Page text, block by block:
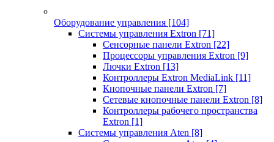
Оборудование управления [104]
Системы управления Extron [71]
Сенсорные панели Extron [22]
Процессоры управления Extron [9]
Лючки Extron [13]
Контроллеры Extron MediaLink [11]
Кнопочные панели Extron [7]
Сетевые кнопочные панели Extron [8]
Контроллеры рабочего пространства
Extron [1]
Системы управления Aten [8]